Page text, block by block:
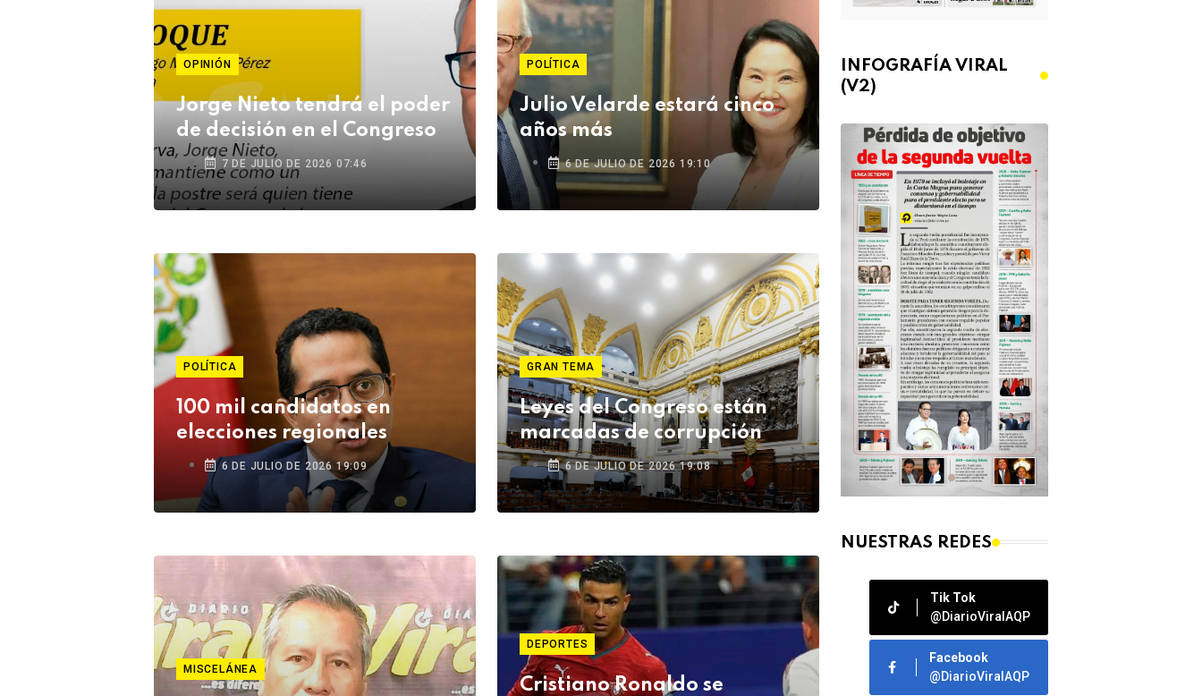
OPINIÓN
Jorge Nieto tendrá el poder
de decisión en el Congreso
7 DE JULIO DE 2026 07:46
POLÍTICA
Julio Velarde estará cinco
años más
6 DE JULIO DE 2026 19:10
POLÍTICA
100 mil candidatos en
elecciones regionales
6 DE JULIO DE 2026 19:09
GRAN TEMA
Leyes del Congreso están
marcadas de corrupción
6 DE JULIO DE 2026 19:08
MISCELÁNEA
DEPORTES
Cristiano Ronaldo se
INFOGRAFÍA VIRAL
(V2)
NUESTRAS REDES
Tik Tok
@DiarioViralAQP
Facebook
@DiarioViralAQP